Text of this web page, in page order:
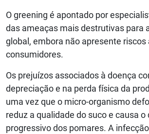
O greening é apontado por
das ameaças mais destrutivas para
global, embora não apresente riscos
consumidores.
Os prejuízos associados à doença
depreciação e na perda física da
uma vez que o micro-organismo
reduz a qualidade do suco e causa o
progressivo dos pomares. A